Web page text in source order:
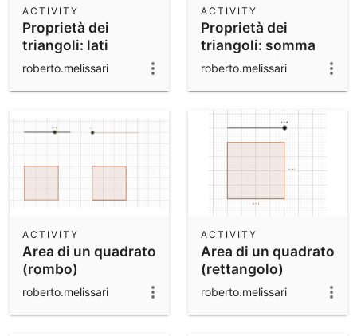
Proprietà dei
triangoli: lati
ACTIVITY
roberto.melissari
Proprietà dei
triangoli: somma
degli angoli interni
ACTIVITY
roberto.melissari
Area di un quadrato
(rombo)
ACTIVITY
roberto.melissari
Area di un quadrato
(rettangolo)
ACTIVITY
roberto.melissari